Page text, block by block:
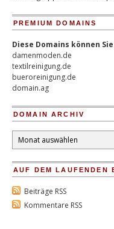
PREMIUM DOMAINS
Diese Domains können
damenmoden.de
textilreinigung.de
bueroreinigung.de
domain.ag
DOMAIN ARCHIV
Domain
Archiv
AUF DEM LAUFENDEN
Beiträge RSS
Kommentare RSS